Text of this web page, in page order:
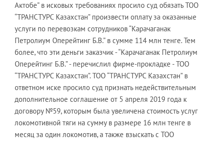
Актобе” в исковых требованиях просило суд обязать ТОО
“ТРАНСТУРС Казахстан” произвести оплату за оказанные
услуги по перевозкам сотрудников “Карачаганак
Петролиум Оперейтинг Б.В.” в сумме 114 млн тенге. Тем
более, что эти деньги заказчик - “Карачаганак Петролиум
Оперейтинг Б.В.” - перечислил фирме-прокладке - ТОО
“ТРАНСТУРС Казахстан”. ТОО “ТРАНСТУРС Казахстан” в
ответном иске просило суд признать недействительным
дополнительное соглашение от 5 апреля 2019 года к
договору №59, которым была увеличена стоимость услуг
локомотивной тяги на сумму в размере 16 млн тенге в
месяц за один локомотив, а также взыскать с ТОО